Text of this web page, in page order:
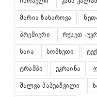
მარია ზახაროვა
პრემიერი
რუსეთ -
საია
სომხეთი
ტრამპი
უკრაინა
შალვა პაპუაშვილი